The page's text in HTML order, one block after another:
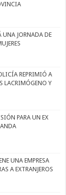
UNA JORNADA DE
REPRIMIÓ A
LACRIMÓGENO Y
PARA UN EX
UNA EMPRESA
A EXTRANJEROS